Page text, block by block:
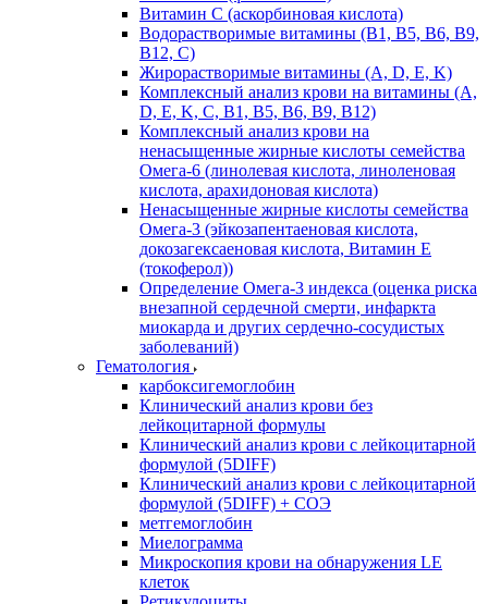
Витамин С (аскорбиновая кислота)
Водорастворимые витамины (B1, B5, B6, В9,
В12, С)
Жирорастворимые витамины (A, D, E, K)
Комплексный анализ крови на витамины (A,
D, E, K, C, B1, B5, B6, В9, B12)
Комплексный анализ крови на
ненасыщенные жирные кислоты семейства
Омега-6 (линолевая кислота, линоленовая
кислота, арахидоновая кислота)
Ненасыщенные жирные кислоты семейства
Омега-3 (эйкозапентаеновая кислота,
докозагексаеновая кислота, Витамин E
(токоферол))
Определение Омега-3 индекса (оценка риска
внезапной сердечной смерти, инфаркта
миокарда и других сердечно-сосудистых
заболеваний)
Гематология
карбоксигемоглобин
Клинический анализ крови без
лейкоцитарной формулы
Клинический анализ крови с лейкоцитарной
формулой (5DIFF)
Клинический анализ крови с лейкоцитарной
формулой (5DIFF) + СОЭ
метгемоглобин
Миелограмма
Микроскопия крови на обнаружения LE
клеток